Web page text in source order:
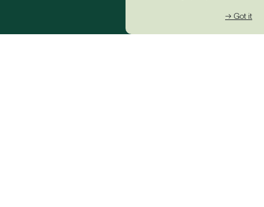
→ Got it